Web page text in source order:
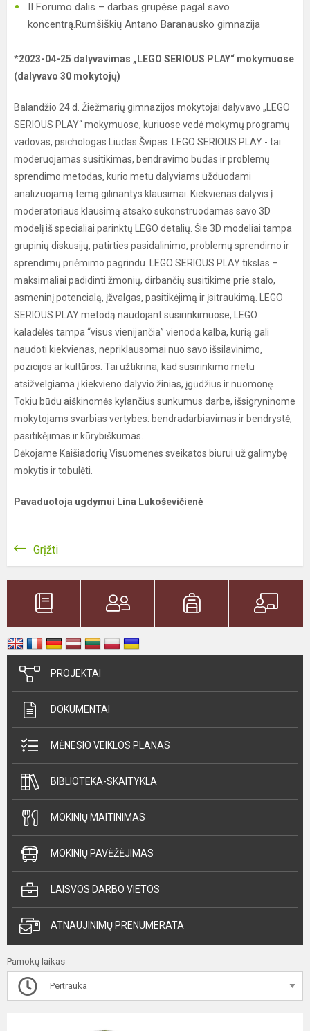
II Forumo dalis – darbas grupėse pagal savo
koncentrą.Rumšiškių Antano Baranausko gimnazija
*2023-04-25 dalyvavimas „LEGO SERIOUS PLAY“ mokymuose
(dalyvavo 30 mokytojų)
Balandžio 24 d. Žiežmarių gimnazijos mokytojai dalyvavo „LEGO
SERIOUS PLAY“ mokymuose, kuriuose vedė mokymų programų
vadovas, psichologas Liudas Švipas. LEGO SERIOUS PLAY - tai
moderuojamas susitikimas, bendravimo būdas ir problemų
sprendimo metodas, kurio metu dalyviams užduodami
analizuojamą temą gilinantys klausimai. Kiekvienas dalyvis į
moderatoriaus klausimą atsako sukonstruodamas savo 3D
modelį iš specialiai parinktų LEGO detalių. Šie 3D modeliai tampa
grupinių diskusijų, patirties pasidalinimo, problemų sprendimo ir
sprendimų priėmimo pagrindu. LEGO SERIOUS PLAY tikslas –
maksimaliai padidinti žmonių, dirbančių susitikime prie stalo,
asmeninį potencialą, įžvalgas, pasitikėjimą ir įsitraukimą. LEGO
SERIOUS PLAY metodą naudojant susirinkimuose, LEGO
kaladėlės tampa “visus vienijančia” vienoda kalba, kurią gali
naudoti kiekvienas, nepriklausomai nuo savo išsilavinimo,
pozicijos ar kultūros. Tai užtikrina, kad susirinkimo metu
atsižvelgiama į kiekvieno dalyvio žinias, įgūdžius ir nuomonę.
Tokiu būdu aiškinomės kylančius sunkumus darbe, išsigryninome
mokytojams svarbias vertybes: bendradarbiavimas ir bendrystė,
pasitikėjimas ir kūrybiškumas.
Dėkojame Kaišiadorių Visuomenės sveikatos biurui už galimybę
mokytis ir tobulėti.
Pavaduotoja ugdymui Lina Lukoševičienė
Grįžti
PROJEKTAI
DOKUMENTAI
MĖNESIO VEIKLOS PLANAS
BIBLIOTEKA-SKAITYKLA
MOKINIŲ MAITINIMAS
MOKINIŲ PAVĖŽĖJIMAS
LAISVOS DARBO VIETOS
ATNAUJINIMŲ PRENUMERATA
Pamokų laikas
Pertrauka